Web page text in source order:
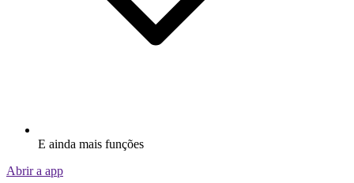
E ainda mais funções
Abrir a app